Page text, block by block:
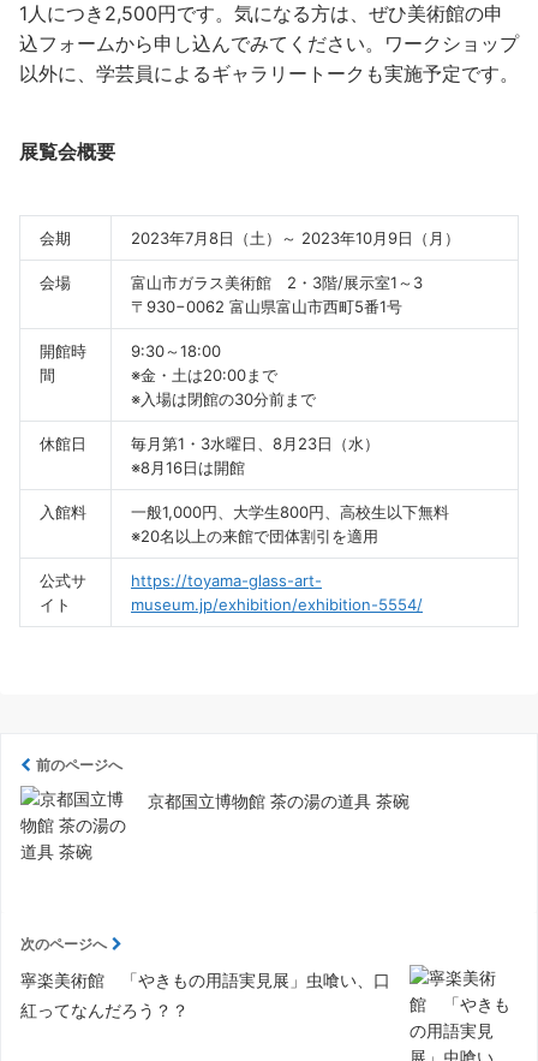
1人につき2,500円です。気になる方は、ぜひ美術館の申
込フォームから申し込んでみてください。ワークショップ
以外に、学芸員によるギャラリートークも実施予定です。
展覧会概要
会期 2023年7月8日（土）～ 2023年10月9日（月）
会場
富山市ガラス美術館 2・3階/展示室1～3
〒930−0062 富山県富山市西町5番1号
開館時
間
9:30～18:00
※金・土は20:00まで
※入場は閉館の30分前まで
休館日
毎月第1・3水曜日、8月23日（水）
※8月16日は開館
入館料
一般1,000円、大学生800円、高校生以下無料
※20名以上の来館で団体割引を適用
公式サ
イト
https://toyama-glass-art-
museum.jp/exhibition/exhibition-5554/
前のページへ
京都国立博物館 茶の湯の道具 茶碗
次のページへ
寧楽美術館 「やきもの用語実見展」虫喰い、口
紅ってなんだろう？？